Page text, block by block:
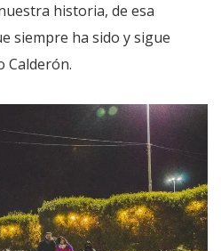
historia, de esa
siempre ha sido y sigue
Calderón.